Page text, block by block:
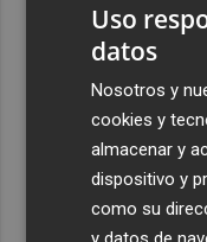
Uso
datos
Nosotros y
cookies y
almacenar y
dispositivo y
como su